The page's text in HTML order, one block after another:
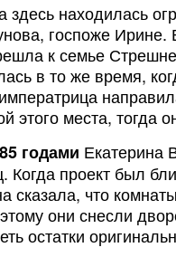
здесь находилась
госпоже
к семье
в то же время,
этого места, тогда
годами Екатерина
Когда проект был
сказала, что
они снесли
остатки